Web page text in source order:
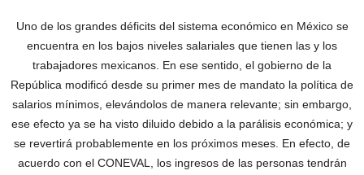
Uno de los grandes déficits del sistema económico en México se
encuentra en los bajos niveles salariales que tienen las y los
trabajadores mexicanos. En ese sentido, el gobierno de la
República modificó desde su primer mes de mandato la política de
salarios mínimos, elevándolos de manera relevante; sin embargo,
ese efecto ya se ha visto diluido debido a la parálisis económica; y
se revertirá probablemente en los próximos meses. En efecto, de
acuerdo con el CONEVAL, los ingresos de las personas tendrán